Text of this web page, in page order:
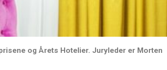
og Årets Hotelier. Juryleder er Morten